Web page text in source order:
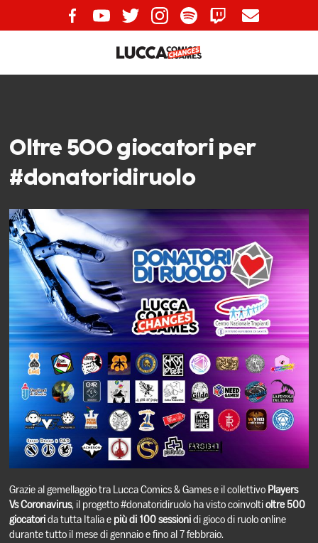
Oltre 500 giocatori per
#donatoridiruolo
Grazie al gemellaggio tra Lucca Comics & Games e il collettivo Players
Vs Coronavirus, il progetto #donatoridiruolo ha visto coinvoltioltre 500
giocatorida tutta Italia e più di 100 sessionidi gioco di ruolo online
durante tutto il mese di gennaio e fino al 7 febbraio.